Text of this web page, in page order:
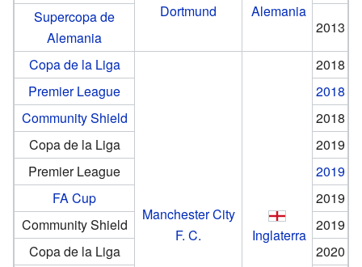
Dortmund
Alemania
Supercopa de
Alemania
2013
Copa de la Liga
Manchester City
F. C.
Inglaterra
2018
Premier League
2018
Community Shield
2018
Copa de la Liga
2019
Premier League
2019
FA Cup
2019
Community Shield
2019
Copa de la Liga
2020